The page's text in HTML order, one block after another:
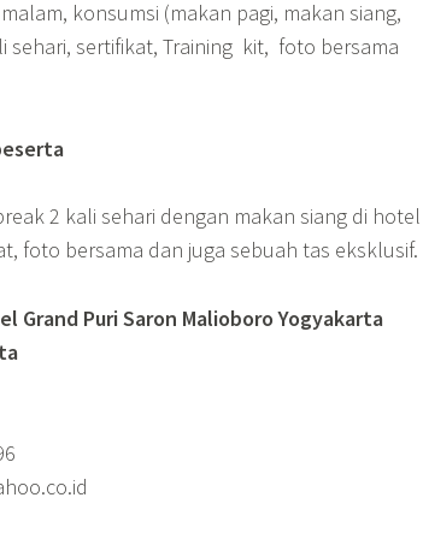
konsumsi (makan pagi, makan siang,
sehari, sertifikat, Training kit, foto bersama
2 kali sehari dengan makan siang di
foto bersama dan juga sebuah tas eksklusif.
Grand Puri Saron Malioboro Yogyakarta